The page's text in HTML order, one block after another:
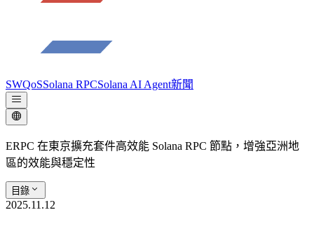
SWQoSSolana RPCSolana AI Agent新聞
ERPC 在東京擴充套件高效能 Solana RPC 節點，增強亞洲地
區的效能與穩定性
目錄
2025.11.12